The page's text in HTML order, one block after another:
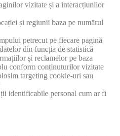
vizitate și a interacțiunilor
și regiunii baza pe numărul
petrecut pe fiecare pagină
din funcția de statistică
și reclamelor pe baza
conform conținuturilor vizitate
targeting cookie-uri sau
identificabile personal cum ar fi